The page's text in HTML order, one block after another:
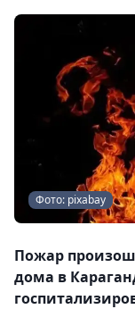
Фото: pixabay
Пожар
дома в